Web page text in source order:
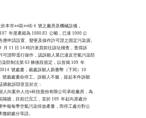
本市○○區○○街 4  號之廠房及機械設備，
年度產能為 1080.83  公噸，已達 1000 公
申請設置、變更及操作許可證之固定污染源。
月 11 日 14 時許派員前往該址稽查，查得訴
可證即逕行操作，認訴願人業已違反空氣污染防
防制法第 63 條後段規定，以首揭 109  年
號處書，裁處訴願人新臺幣（下同）10
號裁處書命停工。訴願人不服，提起本件訴願
摘敘訴辯意旨於次：
人向案外人佶○科技股份有限公司承租廠房，為
隔牆，目前已完工，並於 109  年起向原處分
申報每季空氣污染排放產量，而停工處分對公
撤銷處分等語。